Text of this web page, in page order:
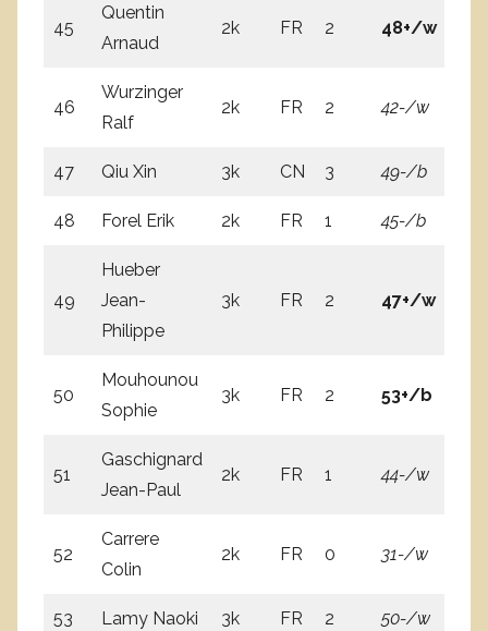
45
Quentin
Arnaud
2k FR 2 48+/w
46
Wurzinger
Ralf
2k FR 2 42-/w
47 Qiu Xin 3k CN 3 49-/b
48 Forel Erik 2k FR 1 45-/b
49
Hueber
Jean-
Philippe
3k FR 2 47+/w
50
Mouhounou
Sophie
3k FR 2 53+/b
51
Gaschignard
Jean-Paul
2k FR 1 44-/w
52
Carrere
Colin
2k FR 0 31-/w
53 Lamy Naoki 3k FR 2 50-/w